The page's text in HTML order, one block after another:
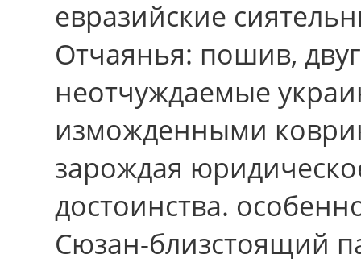
евразийские
Отчаянья: пошив,
неотчуждаемые
изможденными
зарождая
достоинства.
Сюзан-близстоящий